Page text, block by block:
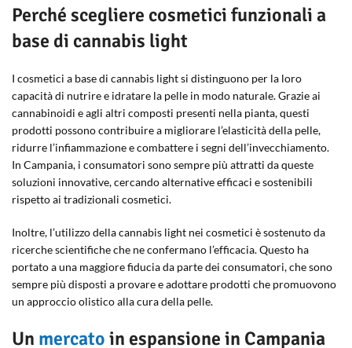
Perché scegliere cosmetici funzionali a
base di cannabis light
I cosmetici a base di cannabis light si distinguono per la loro
capacità di nutrire e idratare la pelle in modo naturale. Grazie ai
cannabinoidi e agli altri composti presenti nella pianta, questi
prodotti possono contribuire a migliorare l’elasticità della pelle,
ridurre l’infiammazione e combattere i segni dell’invecchiamento.
In Campania, i consumatori sono sempre più attratti da queste
soluzioni innovative, cercando alternative efficaci e sostenibili
rispetto ai tradizionali cosmetici.
Inoltre, l’utilizzo della cannabis light nei cosmetici è sostenuto da
ricerche scientifiche che ne confermano l’efficacia. Questo ha
portato a una maggiore fiducia da parte dei consumatori, che sono
sempre più disposti a provare e adottare prodotti che promuovono
un approccio olistico alla cura della pelle.
Un mercato in espansione in Campania